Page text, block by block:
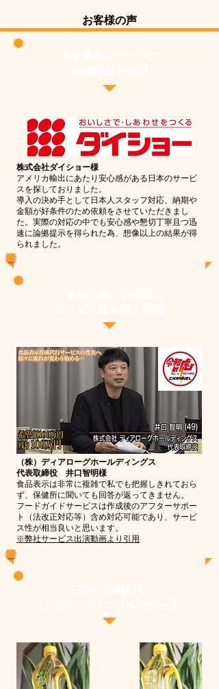
お客様の声
株式会社ダイショー様
アメリカ輸出にあたり安心感がある日本のサービ
スを探しておりました。
導入の決め手として日本人スタッフ対応、納期や
金額が好条件のため依頼をさせていただきまし
た。実際の対応の中でも安心感や懇切丁寧且つ迅
速に論拠提示を得られた為、想像以上の結果が得
られました。
（株）ディアローグホールディングス
代表取締役 井口智明様
食品表示は非常に複雑で私でも把握しきれておら
ず、保健所に聞いても回答が返ってきません。
フードガイドサービスは作成後のアフターサポー
ト（法改正対応等）含め対応可能であり、サービ
ス性が相当良いと思います。​
※弊社サービス出演動画より引用